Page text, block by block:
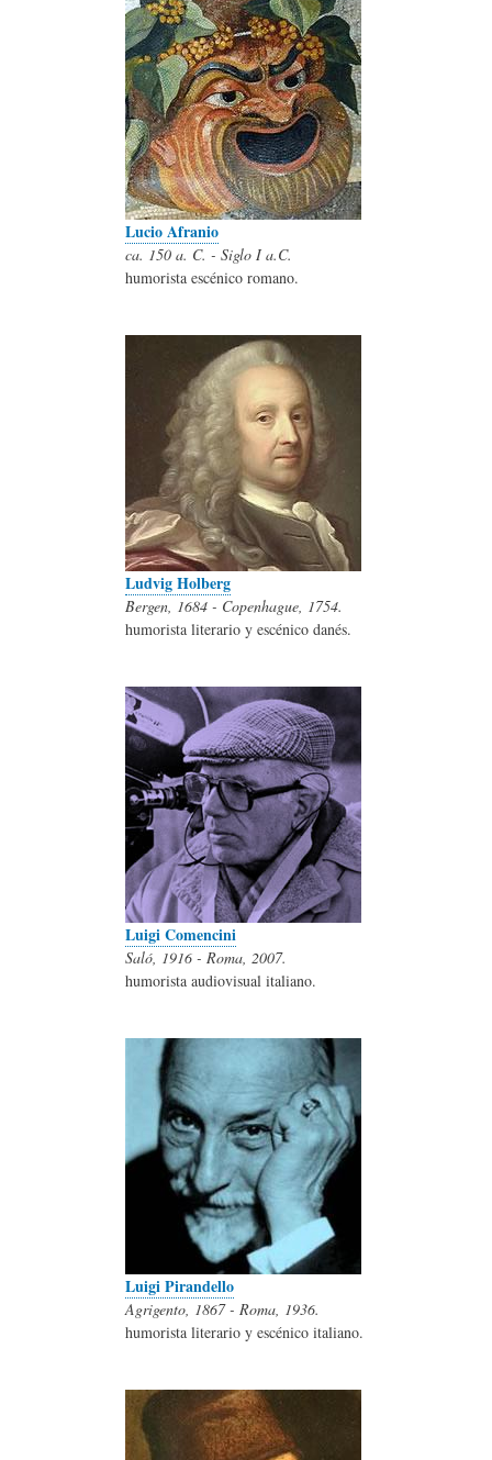
Lucio Afranio
ca. 150 a. C. - Siglo I a.C.
humorista escénico romano.
Ludvig Holberg
Bergen, 1684 - Copenhague, 1754.
humorista literario y escénico danés.
Luigi Comencini
Saló, 1916 - Roma, 2007.
humorista audiovisual italiano.
Luigi Pirandello
Agrigento, 1867 - Roma, 1936.
humorista literario y escénico italiano.